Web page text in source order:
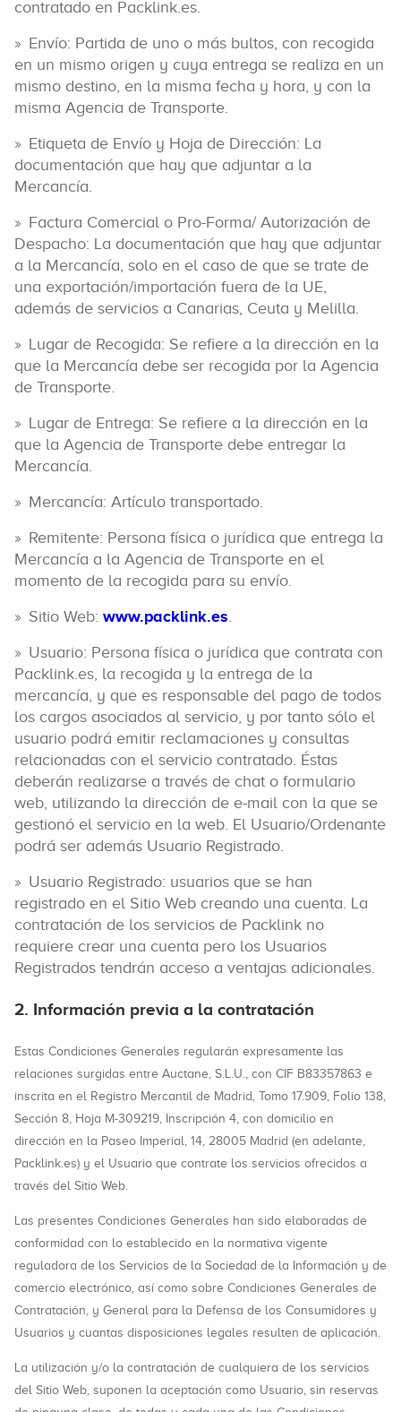
contratado en Packlink.es.
Envío: Partida de uno o más bultos, con recogida
en un mismo origen y cuya entrega se realiza en un
mismo destino, en la misma fecha y hora, y con la
misma Agencia de Transporte.
Etiqueta de Envío y Hoja de Dirección: La
documentación que hay que adjuntar a la
Mercancía.
Factura Comercial o Pro-Forma/ Autorización de
Despacho: La documentación que hay que adjuntar
a la Mercancía, solo en el caso de que se trate de
una exportación/importación fuera de la UE,
además de servicios a Canarias, Ceuta y Melilla.
Lugar de Recogida: Se refiere a la dirección en la
que la Mercancía debe ser recogida por la Agencia
de Transporte.
Lugar de Entrega: Se refiere a la dirección en la
que la Agencia de Transporte debe entregar la
Mercancía.
Mercancía: Artículo transportado.
Remitente: Persona física o jurídica que entrega la
Mercancía a la Agencia de Transporte en el
momento de la recogida para su envío.
Sitio Web: www.packlink.es.
Usuario: Persona física o jurídica que contrata con
Packlink.es, la recogida y la entrega de la
mercancía, y que es responsable del pago de todos
los cargos asociados al servicio, y por tanto sólo el
usuario podrá emitir reclamaciones y consultas
relacionadas con el servicio contratado. Éstas
deberán realizarse a través de chat o formulario
web, utilizando la dirección de e-mail con la que se
gestionó el servicio en la web. El Usuario/Ordenante
podrá ser además Usuario Registrado.
Usuario Registrado: usuarios que se han
registrado en el Sitio Web creando una cuenta. La
contratación de los servicios de Packlink no
requiere crear una cuenta pero los Usuarios
Registrados tendrán acceso a ventajas adicionales.
2. Información previa a la contratación
Estas Condiciones Generales regularán expresamente las
relaciones surgidas entre Auctane, S.L.U., con CIF B83357863 e
inscrita en el Registro Mercantil de Madrid, Tomo 17.909, Folio 138,
Sección 8, Hoja M-309219, Inscripción 4, con domicilio en
dirección en la Paseo Imperial, 14, 28005 Madrid (en adelante,
Packlink.es) y el Usuario que contrate los servicios ofrecidos a
través del Sitio Web.
Las presentes Condiciones Generales han sido elaboradas de
conformidad con lo establecido en la normativa vigente
reguladora de los Servicios de la Sociedad de la Información y de
comercio electrónico, así como sobre Condiciones Generales de
Contratación, y General para la Defensa de los Consumidores y
Usuarios y cuantas disposiciones legales resulten de aplicación.
La utilización y/o la contratación de cualquiera de los servicios
del Sitio Web, suponen la aceptación como Usuario, sin reservas